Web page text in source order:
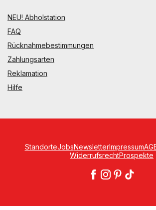
NEU! Abholstation
FAQ
Rücknahmebestimmungen
Zahlungsarten
Reklamation
Hilfe
StandorteJobsNewsletterImpressum
WiderrufsrechtProspekte